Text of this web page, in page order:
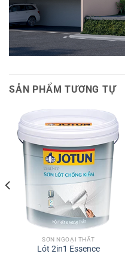
SẢN PHẨM TƯƠNG TỰ
SƠN NGOẠI THẤT
Lót 2in1 Essence